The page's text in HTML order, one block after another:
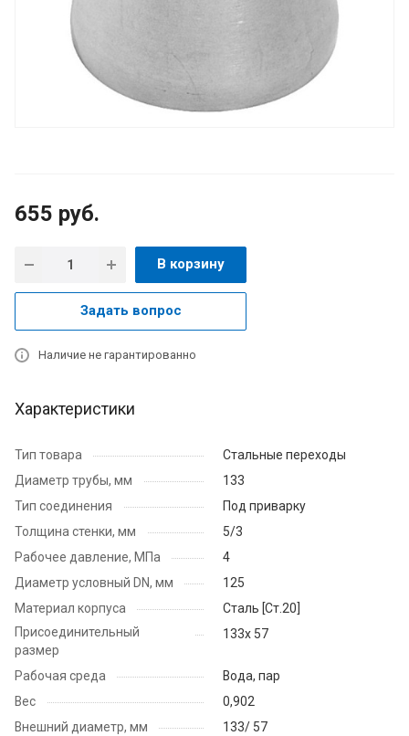
655 руб.
В корзину
Задать вопрос
Наличие не гарантированно
Характеристики
Тип товара
Стальные переходы
Диаметр трубы, мм
133
Тип соединения
Под приварку
Толщина стенки, мм
5/3
Рабочее давление, МПа
4
Диаметр условный DN, мм
125
Материал корпуса
Cталь [Ст.20]
Присоединительный
размер
133х 57
Рабочая среда
Вода, пар
Вес
0,902
Внешний диаметр, мм
133/ 57